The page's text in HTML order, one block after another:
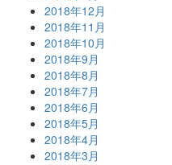
2018年12月
2018年11月
2018年10月
2018年9月
2018年8月
2018年7月
2018年6月
2018年5月
2018年4月
2018年3月